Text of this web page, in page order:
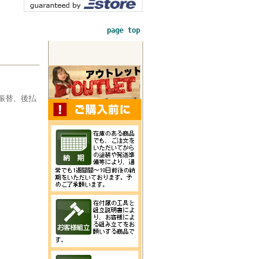
page top
替、後払